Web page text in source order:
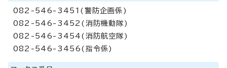
082-546-3451(警防企画係)
082-546-3452(消防機動隊)
082-546-3454(消防航空隊)
082-546-3456(指令係)